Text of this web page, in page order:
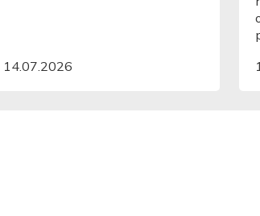
14.07.2026